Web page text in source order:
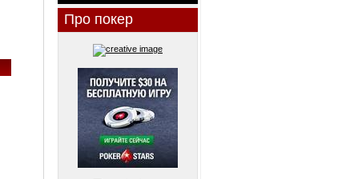
Про покер